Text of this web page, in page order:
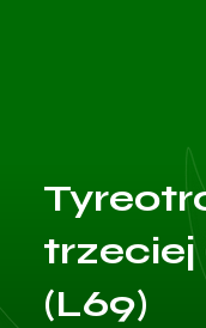
trzeciej
(L69)